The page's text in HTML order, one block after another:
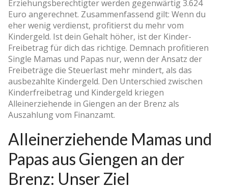
Erziehungsberechtigter werden gegenwärtig 3.624
Euro angerechnet. Zusammenfassend gilt: Wenn du
eher wenig verdienst, profitierst du mehr vom
Kindergeld. Ist dein Gehalt höher, ist der Kinder-
Freibetrag für dich das richtige. Demnach profitieren
Single Mamas und Papas nur, wenn der Ansatz der
Freibeträge die Steuerlast mehr mindert, als das
ausbezahlte Kindergeld. Den Unterschied zwischen
Kinderfreibetrag und Kindergeld kriegen
Alleinerziehende in Giengen an der Brenz als
Auszahlung vom Finanzamt.
Alleinerziehende Mamas und
Papas aus Giengen an der
Brenz: Unser Ziel